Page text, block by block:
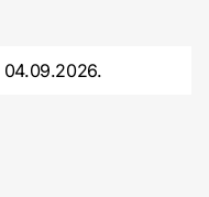
04.09.2026.